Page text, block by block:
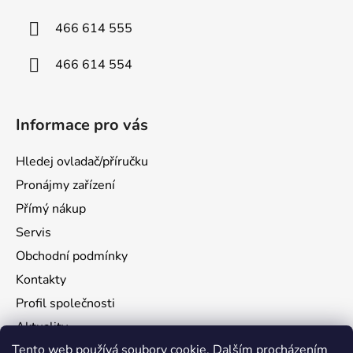
466 614 555
466 614 554
Informace pro vás
Hledej ovladač/příručku
Pronájmy zařízení
Přímý nákup
Servis
Obchodní podmínky
Kontakty
Profil společnosti
Aktuality